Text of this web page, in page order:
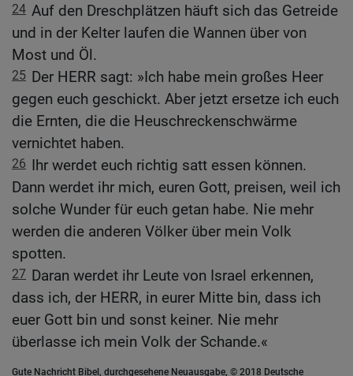
24 Auf den Dreschplätzen häuft sich das Getreide
und in der Kelter laufen die Wannen über von
Most und Öl.
25 Der HERR sagt: »Ich habe mein großes Heer
gegen euch geschickt. Aber jetzt ersetze ich euch
die Ernten, die die Heuschreckenschwärme
vernichtet haben.
26 Ihr werdet euch richtig satt essen können.
Dann werdet ihr mich, euren Gott, preisen, weil ich
solche Wunder für euch getan habe. Nie mehr
werden die anderen Völker über mein Volk
spotten.
27 Daran werdet ihr Leute von Israel erkennen,
dass ich, der HERR, in eurer Mitte bin, dass ich
euer Gott bin und sonst keiner. Nie mehr
überlasse ich mein Volk der Schande.«
Gute Nachricht Bibel, durchgesehene Neuausgabe, © 2018 Deutsche